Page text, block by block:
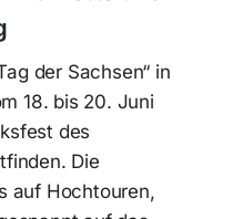
der Sachsen“ in
18. bis 20. Juni
des
Die
auf Hochtouren,